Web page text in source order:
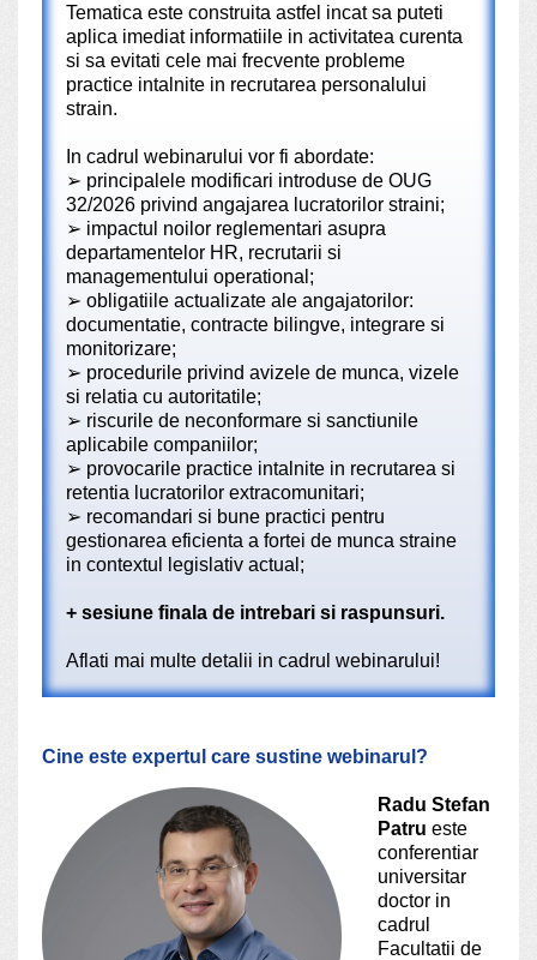
Tematica este construita astfel incat sa puteti
aplica imediat informatiile in activitatea curenta
si sa evitati cele mai frecvente probleme
practice intalnite in recrutarea personalului
strain.
In cadrul webinarului vor fi abordate:
➢ principalele modificari introduse de OUG
32/2026 privind angajarea lucratorilor straini;
➢ impactul noilor reglementari asupra
departamentelor HR, recrutarii si
managementului operational;
➢ obligatiile actualizate ale angajatorilor:
documentatie, contracte bilingve, integrare si
monitorizare;
➢ procedurile privind avizele de munca, vizele
si relatia cu autoritatile;
➢ riscurile de neconformare si sanctiunile
aplicabile companiilor;
➢ provocarile practice intalnite in recrutarea si
retentia lucratorilor extracomunitari;
➢ recomandari si bune practici pentru
gestionarea eficienta a fortei de munca straine
in contextul legislativ actual;
+ sesiune finala de intrebari si raspunsuri.
Aflati mai multe detalii in cadrul webinarului!
Cine este expertul care sustine webinarul?
Radu Stefan
Patru este
conferentiar
universitar
doctor in
cadrul
Facultatii de